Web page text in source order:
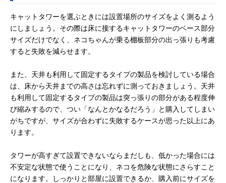
キャットタワーを選ぶときには設置場所のサイズをよく測るよう
にしましょう。その際は床に接するキャットタワーのベース部分
サイズだけでなく、ネコちゃんが乗る棚板部分の出っ張りも考慮
すると失敗を減らせます。
また、天井も利用して固定するタイプの製品を検討している場合
は、床から天井までの高さは忘れずに測っておきましょう。天井
も利用して固定するタイプの製品は突っ張りの部分がある程度伸
び縮みするので、つい「なんとかなるだろう」と購入してしまい
がちですが、サイズが合わずに失敗するケースが思った以上にあ
ります。
タワーが高すぎて設置できないならまだしも、低かった場合には
不安定な状態で使うことになり、ネコを危険な状態にさらすこと
になります。しっかりと部屋に設置できるか、購入前にサイズを